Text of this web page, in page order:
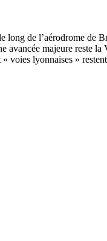
long de l’aérodrome de
avancée majeure reste
lyonnaises » restent